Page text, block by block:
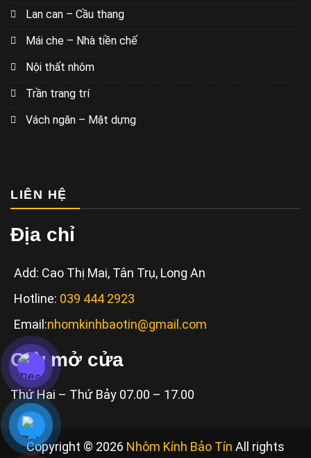
Lan can – Cầu thang
Mái che – Nhà tiền chế
Nội thất nhôm
Trần trang trí
Vách ngăn – Mặt dựng
LIÊN HỆ
Địa chỉ
Add: Cao Thị Mai, Tân Trụ, Long An
Hotline: 039 444 2923
Email:nhomkinhbaotin@gmail.com
Giờ mở cửa
Thứ Hai – Thứ Bảy 07.00 – 17.00
Copyright © 2026 Nhôm Kính Bảo Tín All rights